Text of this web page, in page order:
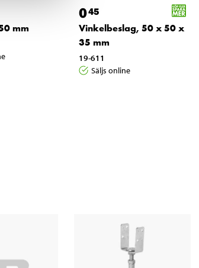
mm
045
Vinkelbeslag, 50 x 50 x
35 mm
19-611
Säljs online